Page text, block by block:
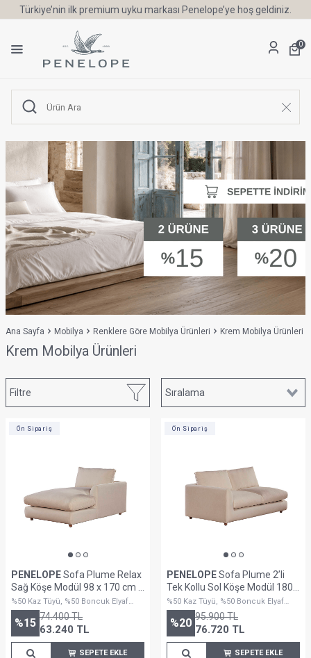
Türkiye’nin ilk premium uyku markası Penelope’ye hoş geldiniz.
0
Ana Sayfa Mobilya Renklere Göre Mobilya Ürünleri Krem Mobilya Ürünleri
Krem Mobilya Ürünleri
Filtre
Ön Sipariş
PENELOPESofa Plume Relax
Sağ Köşe Modül 98 x 170 cm |
Plainfry Kumaş - Krem Dokulu
%50 Kaz Tüyü, %50 Boncuk Elyaf
Dolguludur
%15 74.400TL
63.240 TL
SEPETE EKLE
Ön Sipariş
PENELOPESofa Plume 2’li
Tek Kollu Sol Köşe Modül 180 x
97 cm | Plainfry Kumaş - Krem
Dokulu
%50 Kaz Tüyü, %50 Boncuk Elyaf
Dolguludur
%20 95.900TL
76.720 TL
SEPETE EKLE